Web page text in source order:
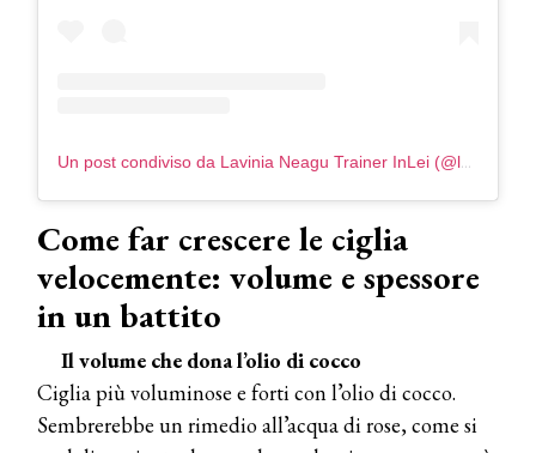
Un post condiviso da Lavinia Neagu Trainer InLei (@lavinia_lashmaker)
Come far crescere le ciglia
velocemente: volume e spessore
in un battito
Il volume che dona l’olio di cocco
Ciglia più voluminose e forti con l’olio di cocco.
Sembrerebbe un rimedio all’acqua di rose, come si